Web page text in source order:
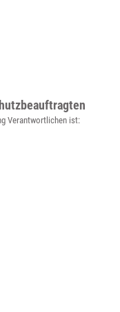
Verantwortlichen ist: